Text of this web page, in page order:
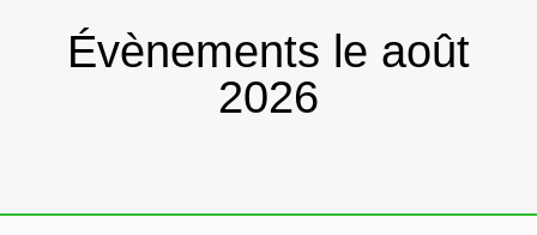
Évènements le août
2026